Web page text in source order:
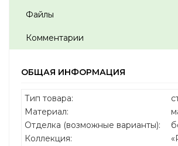
Файлы
Комментарии
ОБЩАЯ ИНФОРМАЦИЯ
Тип товара:
Материал:
Отделка (возможные варианты):
Коллекция: